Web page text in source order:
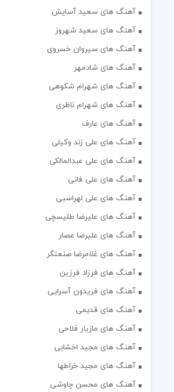
آهنگ های سعید آسایش
آهنگ های سعید شهروز
آهنگ های سیروان خسروی
آهنگ های شادمهر
آهنگ های شهرام شکوهی
آهنگ های شهرام ناظری
آهنگ های عارف
آهنگ های علی زند وکیلی
آهنگ های علی عبدالمالکی
آهنگ های علی فانی
آهنگ های علی لهراسبی
آهنگ های علیرضا طلیسچی
آهنگ های علیرضا عصار
آهنگ های غلامرضا صنعتگر
آهنگ های فرزاد فرزین
آهنگ های فریدون آسرایی
آهنگ های قدیمی
آهنگ های مازیار فلاحی
آهنگ های مجید اخشابی
آهنگ های مجید خراطها
آهنگ های محسن چاوشی